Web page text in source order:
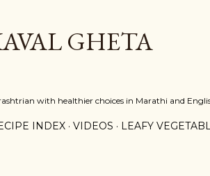
GHETA
with healthier choices in Marathi and
INDEX VIDEOS LEAFY